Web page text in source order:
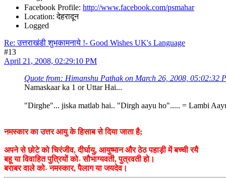
Facebook Profile: http://www.facebook.com/psmahar
Location: देहरादून
Logged
Re: उत्तराखंडी शुभकामनाये !- Good Wishes UK's Language
#13
April 21, 2008, 02:29:10 PM
Quote from: Himanshu Pathak on March 26, 2008, 05:02:32
Namaskaar ka 1 or Uttar Hai...
"Dirghe"... jiska matlab hai.. "Dirgh aayu ho"..... = Lambi
नमस्कार का उत्तर आयु के हिसाब से दिया जाता है;
अपने से छोटे को चिरंजीव, दीर्घायु, आयुष्मान और ठेठ पहाड़ी में बच्ची रयै
बहू या विवाहित पुत्रियों को- सौभाग्यवती, पुत्रवती हो।
बराबर वाले को- नमस्कार, पैलाग या जयदेव।